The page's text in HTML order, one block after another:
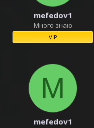
mefedov1
Много знаю
VIP
M
mefedov1